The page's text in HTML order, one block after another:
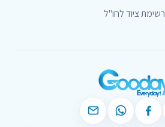
רשימת ציוד לחו"ל